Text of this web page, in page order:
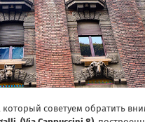
советуем обратить